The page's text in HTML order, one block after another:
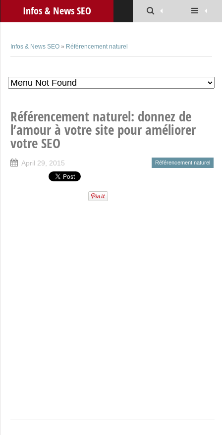
Infos & News SEO
Infos & News SEO » Référencement naturel
Référencement naturel: donnez de
l’amour à votre site pour améliorer
votre SEO
April 29, 2015 Référencement naturel